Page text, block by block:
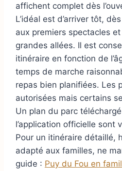
affichent complet dès
L’idéal est d’arriver tôt,
aux premiers spectacles
grandes allées. Il est
itinéraire en fonction de
temps de marche
repas bien planifiées. Les
autorisées mais certains
Un plan du parc téléchargé
l’application officielle sont
Pour un itinéraire détaillé,
adapté aux familles, ne
guide : Puy du Fou en